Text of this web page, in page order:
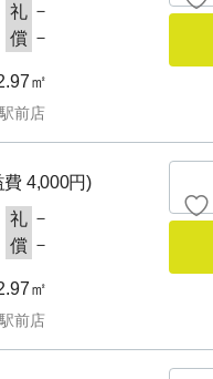
礼 －
償 －
㎡
前店
費 4,000円)
礼 －
償 －
㎡
前店